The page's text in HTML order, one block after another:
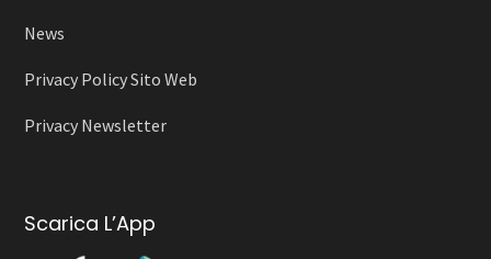
News
Privacy Policy Sito Web
Privacy Newsletter
Scarica L’App